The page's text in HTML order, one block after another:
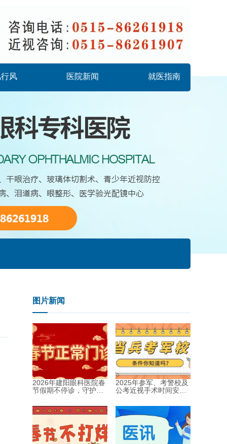
风 医院新闻 就医指南
图片新闻
2026年建阳眼科医院春
节假期不停诊，守护健
2025年参军、考警校及
公考近视手术时间安排